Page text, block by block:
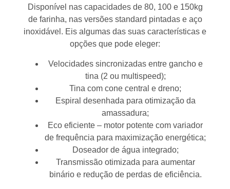
Disponível nas capacidades de 80, 100 e 150kg
de farinha, nas versões standard pintadas e aço
inoxidável. Eis algumas das suas características e
opções que pode eleger:
Velocidades sincronizadas entre gancho e
tina (2 ou multispeed);
Tina com cone central e dreno;
Espiral desenhada para otimização da
amassadura;
Eco eficiente – motor potente com variador
de frequência para maximização energética;
Doseador de água integrado;
Transmissão otimizada para aumentar
binário e redução de perdas de eficiência.